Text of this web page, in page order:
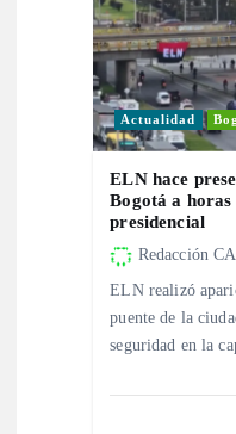
Actualidad
ELN hace
Bogotá a horas
presidencial
Redacción
ELN realizó
puente de la
seguridad en la